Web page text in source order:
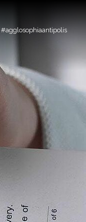
#agglosophiaantipolis